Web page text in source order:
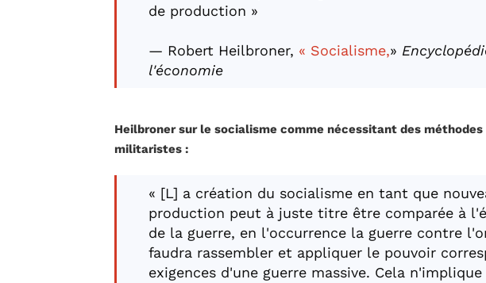
de production »
— Robert Heilbroner, « Socialisme,»
l'économie
Heilbroner sur le socialisme comme nécessitant des
militaristes :
« [L] a création du socialisme en tant que
production peut à juste titre être comparée à
de la guerre, en l'occurrence la guerre contre
faudra rassembler et appliquer le pouvoir
exigences d'une guerre massive. Cela n'implique